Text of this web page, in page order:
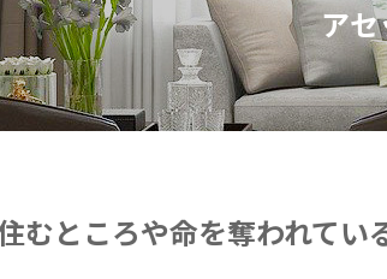
ア
むところや命を奪われてい